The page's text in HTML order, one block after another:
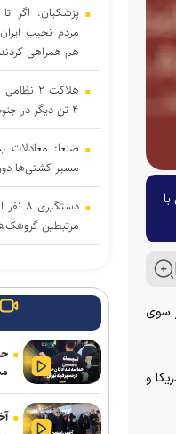
سوی
و
پزشکیان: اگر تا
مردم نجیب
هم همراهی
هلاکت
۴ تن دیگر در جنوب لبنان
صنعا: معادلات
مسیر کشتی‌ها
مرتبطین
مذاکرات ایران-
دارد/ بیانیه
تنگه هرمز تشویق
نشست وزیران
و عربستان با